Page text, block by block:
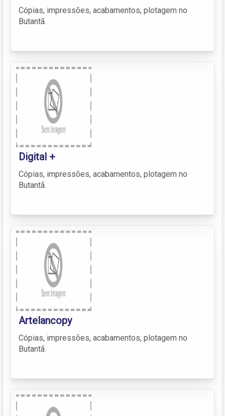
Cópias, impressões, acabamentos, plotagem no
Butantã.
Digital +
Cópias, impressões, acabamentos, plotagem no
Butantã.
Artelancopy
Cópias, impressões, acabamentos, plotagem no
Butantã.